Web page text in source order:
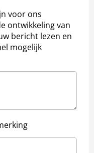
voor ons
ontwikkeling van
bericht lezen en
mogelijk